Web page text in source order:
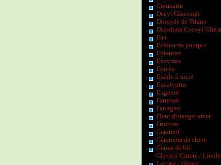
Coumarin
Decyl Glucoside
Dioxyde de Titane
Disodium Cocoyl
Eau
Echinacée pourpre
Eglantier
Enzymes
Epicéa
Erable à sucre
Eucalyptus
Eugenol
Farnesol
Fenugrec
Fleur d'oranger amer
Fructose
Geraniol
Géranium de chine
Germe de blé
Glyceril Citrate /
Lactate / Oleate